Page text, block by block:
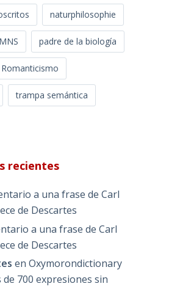
naturphilosophie
padre de la biología
Romanticismo
trampa semántica
recientes
a una frase de Carl
de Descartes
a una frase de Carl
de Descartes
en Oxymorondictionary
de 700 expresiones sin